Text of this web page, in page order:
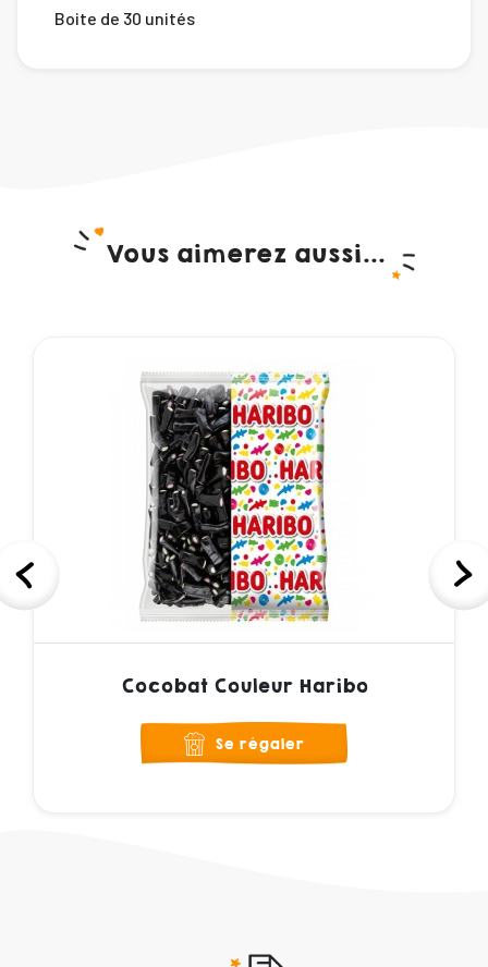
Boite de 30 unités
Vous aimerez aussi...
Cocobat Couleur Haribo
Se régaler